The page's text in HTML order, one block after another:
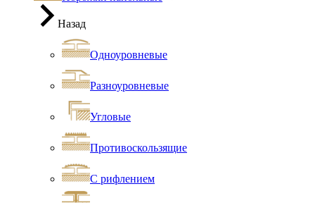
Назад
Одноуровневые
Разноуровневые
Угловые
Противоскользящие
С рифлением